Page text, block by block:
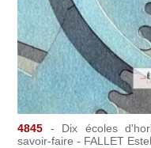
4845 - Dix écoles
savoir-faire - FALLET